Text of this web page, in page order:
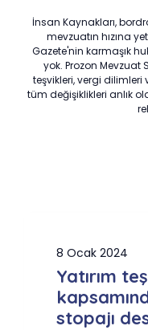
İnsan Kaynakları,
mevzuatın hızına
Gazete'nin karmaşık
yok. Prozon Mevzuat
teşvikleri, vergi
tüm değişiklikleri anlık
8 Ocak 2024
Yatırım
stopajı